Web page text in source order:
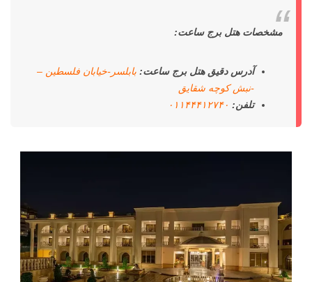
مشخصات هتل برج ساعت:
آدرس دقیق هتل برج ساعت: بابلسر-خیابان فلسطین –
-نبش کوچه شقایق
تلفن: ۰۱۱۴۴۴۱۲۷۴۰